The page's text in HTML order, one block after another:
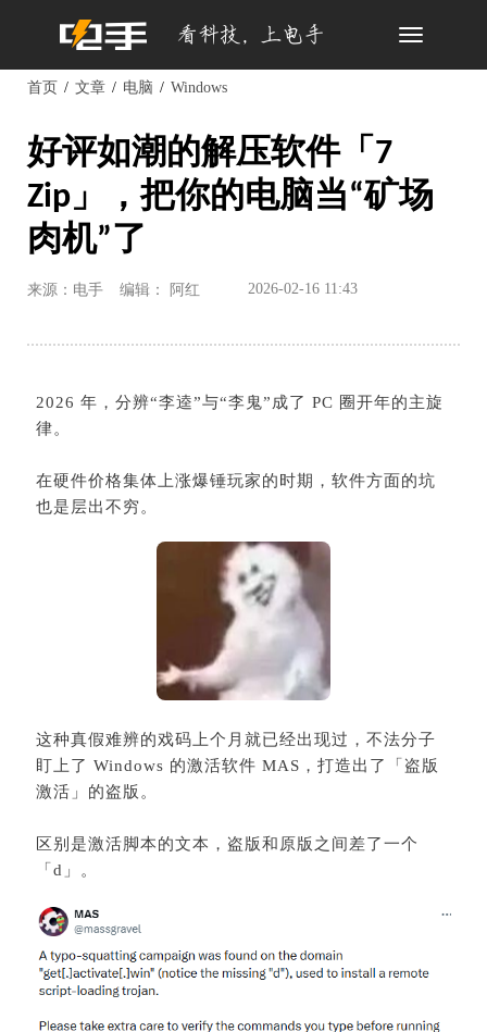
Toggle
首页 文章 电脑 Windows
好评如潮的解压软件「7
Zip」，把你的电脑当“矿场
肉机”了
来源：电手 编辑： 阿红 2026-02-16 11:43
2026 年，分辨“李逵”与“李鬼”成了 PC 圈开年的主旋
律。
在硬件价格集体上涨爆锤玩家的时期，软件方面的坑
也是层出不穷。
这种真假难辨的戏码上个月就已经出现过，不法分子
盯上了 Windows 的激活软件 MAS，打造出了「盗版
激活」的盗版。
区别是激活脚本的文本，盗版和原版之间差了一个
「d」。